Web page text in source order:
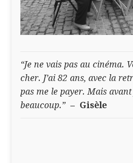
“Je ne vais pas au cinéma.
cher. J’ai 82 ans, avec la
pas me le payer. Mais avant
beaucoup.” – Gisèle